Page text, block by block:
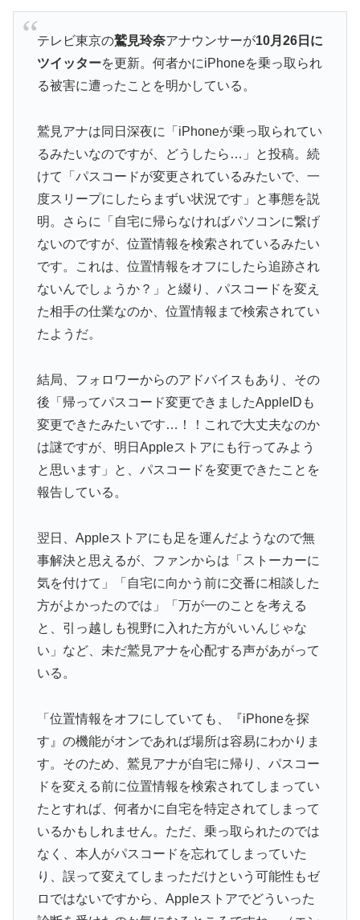
テレビ東京の鷲見玲奈アナウンサーが10月26日に
ツイッターを更新。何者かにiPhoneを乗っ取られ
る被害に遭ったことを明かしている。
鷲見アナは同日深夜に「iPhoneが乗っ取られてい
るみたいなのですが、どうしたら…」と投稿。続
けて「パスコードが変更されているみたいで、一
度スリープにしたらまずい状況です」と事態を説
明。さらに「自宅に帰らなければパソコンに繋げ
ないのですが、位置情報を検索されているみたい
です。これは、位置情報をオフにしたら追跡され
ないんでしょうか？」と綴り、パスコードを変え
た相手の仕業なのか、位置情報まで検索されてい
たようだ。
結局、フォロワーからのアドバイスもあり、その
後「帰ってパスコード変更できましたAppleIDも
変更できたみたいです…！！これで大丈夫なのか
は謎ですが、明日Appleストアにも行ってみよう
と思います」と、パスコードを変更できたことを
報告している。
翌日、Appleストアにも足を運んだようなので無
事解決と思えるが、ファンからは「ストーカーに
気を付けて」「自宅に向かう前に交番に相談した
方がよかったのでは」「万が一のことを考える
と、引っ越しも視野に入れた方がいいんじゃな
い」など、未だ鷲見アナを心配する声があがって
いる。
「位置情報をオフにしていても、『iPhoneを探
す』の機能がオンであれば場所は容易にわかりま
す。そのため、鷲見アナが自宅に帰り、パスコー
ドを変える前に位置情報を検索されてしまってい
たとすれば、何者かに自宅を特定されてしまって
いるかもしれません。ただ、乗っ取られたのでは
なく、本人がパスコードを忘れてしまっていた
り、誤って変えてしまっただけという可能性もゼ
ロではないですから、Appleストアでどういった